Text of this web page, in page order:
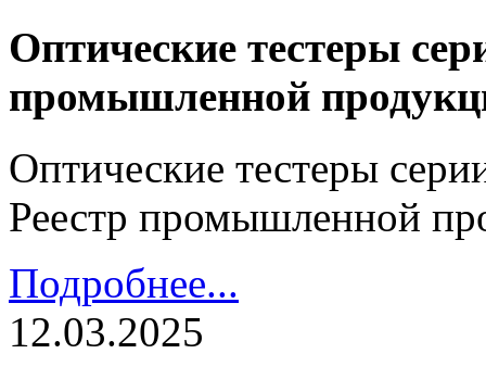
Оптические тестеры
промышленной
Оптические тестеры
Реестр промышленной
Подробнее...
12.03.2025